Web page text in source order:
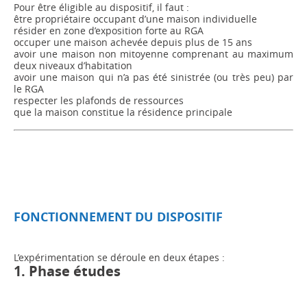
Pour être éligible au dispositif, il faut :
être propriétaire occupant d’une maison individuelle
résider en zone d’exposition forte au RGA
occuper une maison achevée depuis plus de 15 ans
avoir une maison non mitoyenne comprenant au maximum
deux niveaux d’habitation
avoir une maison qui n’a pas été sinistrée (ou très peu) par
le RGA
respecter les plafonds de ressources
que la maison constitue la résidence principale
FONCTIONNEMENT DU DISPOSITIF
L’expérimentation se déroule en deux étapes :
1. Phase études